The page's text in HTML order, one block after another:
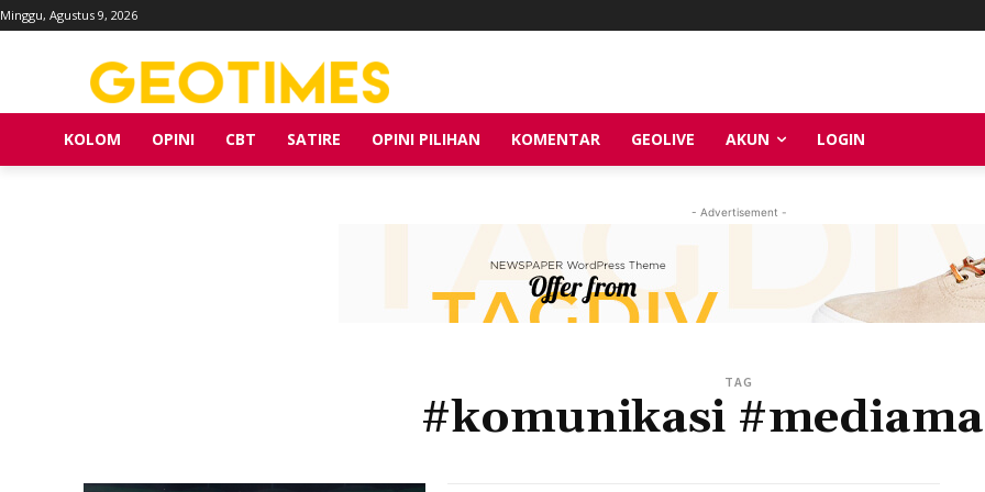
Minggu, Agustus 9, 2026
KOLOM OPINI CBT SATIRE OPINI PILIHAN KOMENTAR GEOLIVE AKUN LOGIN
- Advertisement -
TAG
#komunikasi